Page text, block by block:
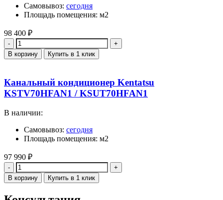
Самовывоз: сегодня
Площадь помещения: м2
98 400 ₽
Количество
В корзину Купить в 1 клик
Канальный кондиционер Kentatsu
KSTV70HFAN1 / KSUT70HFAN1
В наличии:
Самовывоз: сегодня
Площадь помещения: м2
97 990 ₽
Количество
В корзину Купить в 1 клик